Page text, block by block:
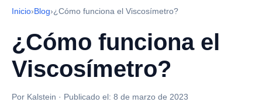
Inicio›Blog›¿Cómo funciona el Viscosímetro?
¿Cómo funciona el
Viscosímetro?
Por Kalstein · Publicado el: 8 de marzo de 2023